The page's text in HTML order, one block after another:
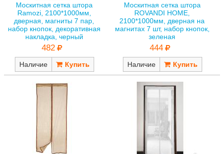
Москитная сетка штора
Ramozi, 2100*1000мм,
дверная, магниты 7 пар,
набор кнопок, декоративная
накладка, черный
482
Наличие
Москитная сетка штора
ROVANDI HOME,
2100*1000мм, дверная на
магнитах 7 шт, набор кнопок,
зеленая
444
Наличие